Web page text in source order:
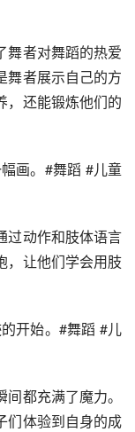
舞者对舞蹈的热爱
舞者展示自己的方
，还能锻炼他们的
画。#舞蹈 #儿童
过动作和肢体语言
，让他们学会用肢
开始。#舞蹈 #儿
都充满了魔力。
们体验到自身的成